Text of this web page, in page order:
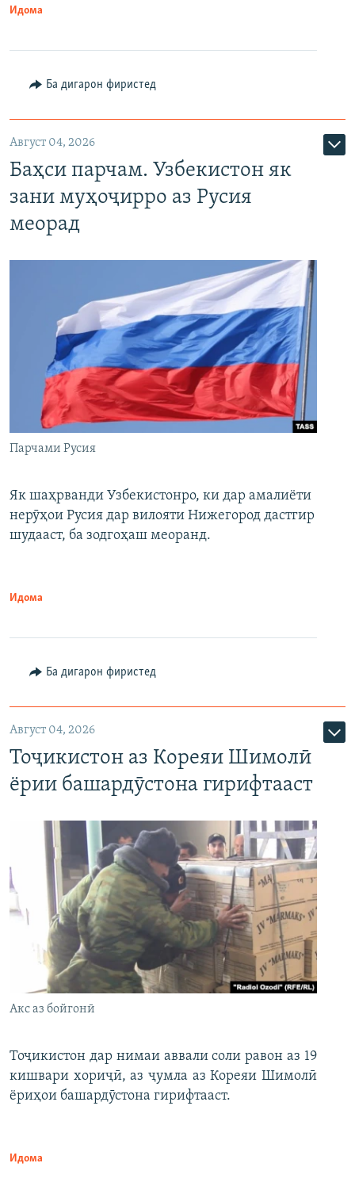
Идома
Ба дигарон фиристед
Август 04, 2026
Баҳси парчам. Узбекистон як
зани муҳоҷирро аз Русия
меорад
Парчами Русия
Як шаҳрванди Узбекистонро, ки дар амалиёти
нерӯҳои Русия дар вилояти Нижегород дастгир
шудааст, ба зодгоҳаш меоранд.
Идома
Ба дигарон фиристед
Август 04, 2026
Тоҷикистон аз Кореяи Шимолӣ
ёрии башардӯстона гирифтааст
Акс аз бойгонӣ
Тоҷикистон дар нимаи аввали соли равон аз 19
кишвари хориҷӣ, аз ҷумла аз Кореяи Шимолӣ
ёриҳои башардӯстона гирифтааст.
Идома